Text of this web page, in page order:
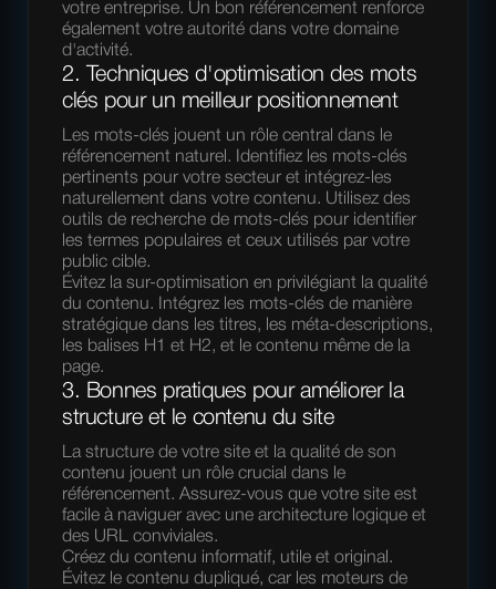
votre entreprise. Un bon référencement renforce
également votre autorité dans votre domaine
d'activité.
2. Techniques d'optimisation des mots
clés pour un meilleur positionnement
Les mots-clés jouent un rôle central dans le
référencement naturel. Identifiez les mots-clés
pertinents pour votre secteur et intégrez-les
naturellement dans votre contenu. Utilisez des
outils de recherche de mots-clés pour identifier
les termes populaires et ceux utilisés par votre
public cible.
Évitez la sur-optimisation en privilégiant la qualité
du contenu. Intégrez les mots-clés de manière
stratégique dans les titres, les méta-descriptions,
les balises H1 et H2, et le contenu même de la
page.
3. Bonnes pratiques pour améliorer la
structure et le contenu du site
La structure de votre site et la qualité de son
contenu jouent un rôle crucial dans le
référencement. Assurez-vous que votre site est
facile à naviguer avec une architecture logique et
des URL conviviales.
Créez du contenu informatif, utile et original.
Évitez le contenu dupliqué, car les moteurs de